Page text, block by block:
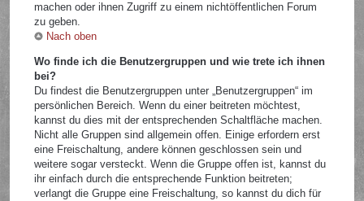
machen oder ihnen Zugriff zu einem nichtöffentlichen Forum
zu geben.
Nach oben
Wo finde ich die Benutzergruppen und wie trete ich ihnen
bei?
Du findest die Benutzergruppen unter „Benutzergruppen“ im
persönlichen Bereich. Wenn du einer beitreten möchtest,
kannst du dies mit der entsprechenden Schaltfläche machen.
Nicht alle Gruppen sind allgemein offen. Einige erfordern erst
eine Freischaltung, andere können geschlossen sein und
weitere sogar versteckt. Wenn die Gruppe offen ist, kannst du
ihr einfach durch die entsprechende Funktion beitreten;
verlangt die Gruppe eine Freischaltung, so kannst du dich für